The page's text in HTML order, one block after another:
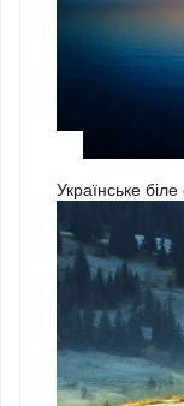
Українське